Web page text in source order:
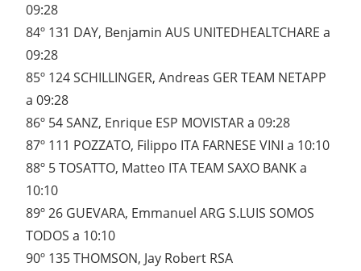
09:28
84º 131 DAY, Benjamin AUS UNITEDHEALTCHARE a
09:28
85º 124 SCHILLINGER, Andreas GER TEAM NETAPP
a 09:28
86º 54 SANZ, Enrique ESP MOVISTAR a 09:28
87º 111 POZZATO, Filippo ITA FARNESE VINI a 10:10
88º 5 TOSATTO, Matteo ITA TEAM SAXO BANK a
10:10
89º 26 GUEVARA, Emmanuel ARG S.LUIS SOMOS
TODOS a 10:10
90º 135 THOMSON, Jay Robert RSA